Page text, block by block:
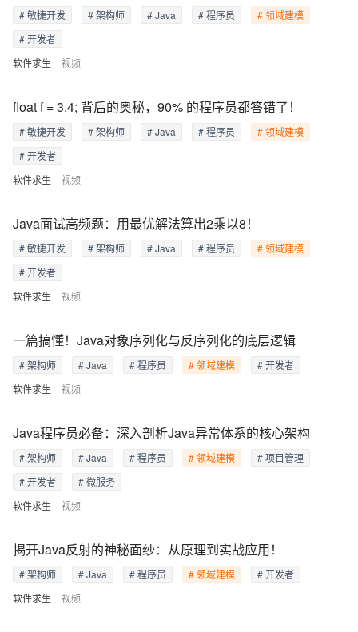
软件求生 视频
# 敏捷开发 # 架构师 # Java # 程序员
# 领域建模
# 开发者
软件求生 视频
float f = 3.4; 背后的奥秘，90% 的程序员都答错了！
# 敏捷开发 # 架构师 # Java # 程序员
# 领域建模
# 开发者
软件求生 视频
Java面试高频题：用最优解法算出2乘以8！
# 敏捷开发 # 架构师 # Java # 程序员
# 领域建模
# 开发者
软件求生 视频
一篇搞懂！Java对象序列化与反序列化的底层逻辑
# 架构师 # Java # 程序员 # 领域建模 # 开发者
软件求生 视频
Java程序员必备：深入剖析Java异常体系的核心架构
# 架构师 # Java # 程序员 # 领域建模
# 项目管理
# 开发者
# 微服务
软件求生 视频
揭开Java反射的神秘面纱：从原理到实战应用！
# 架构师 # Java # 程序员 # 领域建模 # 开发者